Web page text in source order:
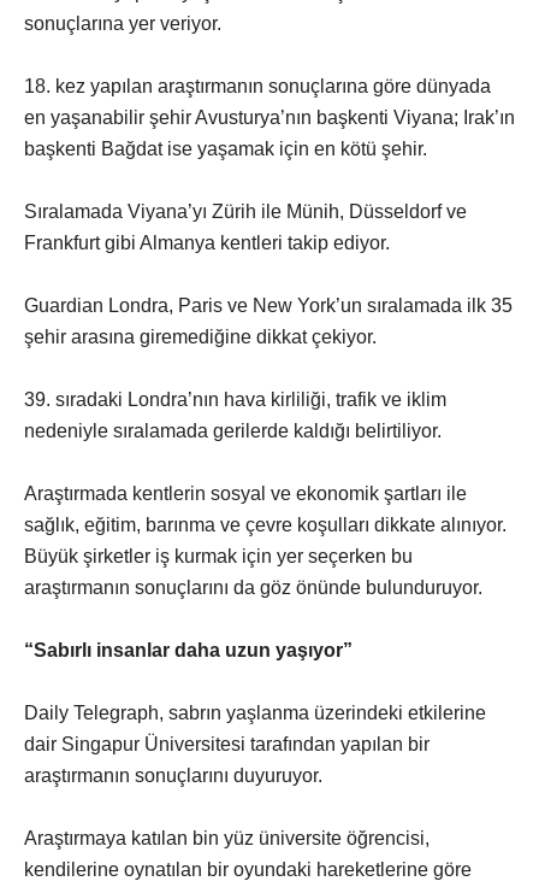
sonuçlarına yer veriyor.
18. kez yapılan araştırmanın sonuçlarına göre dünyada
en yaşanabilir şehir Avusturya’nın başkenti Viyana; Irak’ın
başkenti Bağdat ise yaşamak için en kötü şehir.
Sıralamada Viyana’yı Zürih ile Münih, Düsseldorf ve
Frankfurt gibi Almanya kentleri takip ediyor.
Guardian Londra, Paris ve New York’un sıralamada ilk 35
şehir arasına giremediğine dikkat çekiyor.
39. sıradaki Londra’nın hava kirliliği, trafik ve iklim
nedeniyle sıralamada gerilerde kaldığı belirtiliyor.
Araştırmada kentlerin sosyal ve ekonomik şartları ile
sağlık, eğitim, barınma ve çevre koşulları dikkate alınıyor.
Büyük şirketler iş kurmak için yer seçerken bu
araştırmanın sonuçlarını da göz önünde bulunduruyor.
“Sabırlı insanlar daha uzun yaşıyor”
Daily Telegraph, sabrın yaşlanma üzerindeki etkilerine
dair Singapur Üniversitesi tarafından yapılan bir
araştırmanın sonuçlarını duyuruyor.
Araştırmaya katılan bin yüz üniversite öğrencisi,
kendilerine oynatılan bir oyundaki hareketlerine göre